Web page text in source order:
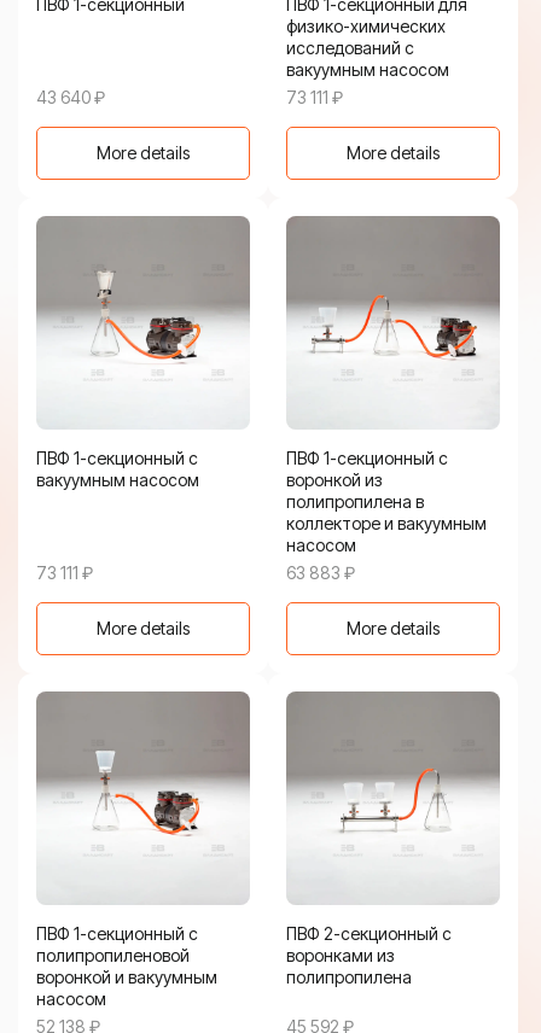
43 640₽
More details
физико-химических
исследований с
вакуумным насосом
73 111 ₽
More details
ПВФ 1-секционный с
вакуумным насосом
73 111 ₽
More details
ПВФ 1-секционный с
воронкой из
полипропилена в
коллекторе и вакуумным
насосом
63 883 ₽
More details
ПВФ 1-секционный с
полипропиленовой
воронкой и вакуумным
насосом
52 138 ₽
ПВФ 2-секционный с
воронками из
полипропилена
45 592 ₽